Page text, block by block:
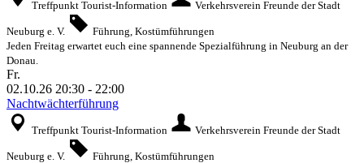
Treffpunkt Tourist-Information Verkehrsverein Freunde der Stadt
Neuburg e. V.
Führung, Kostümführungen
Jeden Freitag erwartet euch eine spannende Spezialführung in Neuburg an der
Donau.
Fr.
02.10.26 20:30 - 22:00
Nachtwächterführung
Treffpunkt Tourist-Information Verkehrsverein Freunde der Stadt
Neuburg e. V.
Führung, Kostümführungen